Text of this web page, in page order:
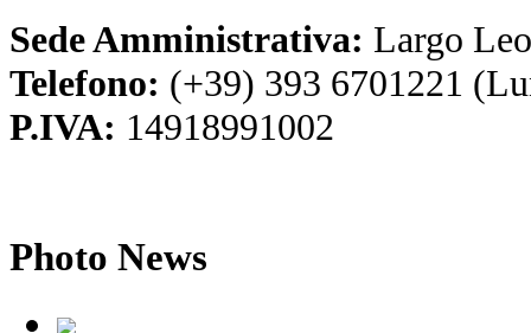
Sede Amministrativa: Largo
Telefono: (+39) 393 6701221
P.IVA: 14918991002
Photo News